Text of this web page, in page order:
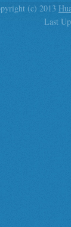
(c) 2013
Last